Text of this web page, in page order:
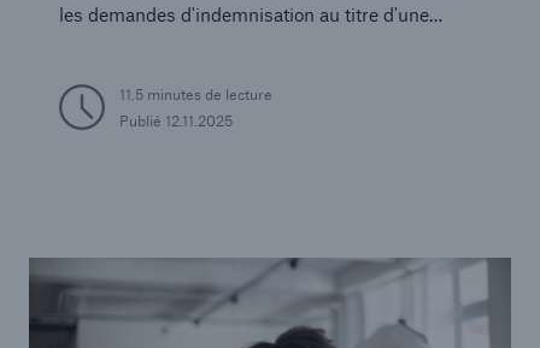
les demandes d'indemnisation au titre d'une
11,5 minutes de lecture
Publié 12.11.2025